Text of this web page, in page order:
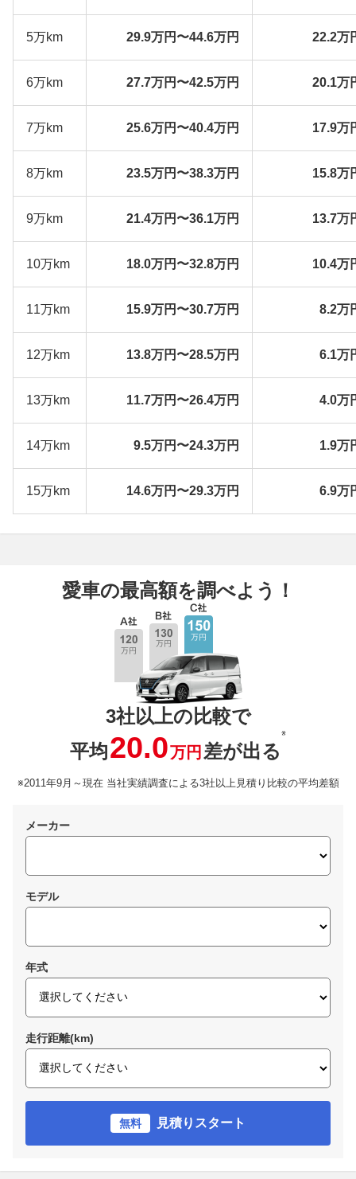
5万km 29.9万円〜44.6万円 22.2万
6万km 27.7万円〜42.5万円 20.1万
7万km 25.6万円〜40.4万円 17.9万
8万km 23.5万円〜38.3万円 15.8万
9万km 21.4万円〜36.1万円 13.7万
10万km 18.0万円〜32.8万円 10.4万
11万km 15.9万円〜30.7万円 8.2万
12万km 13.8万円〜28.5万円 6.1万
13万km 11.7万円〜26.4万円 4.0万
14万km 9.5万円〜24.3万円 1.9万
15万km 14.6万円〜29.3万円 6.9万
愛車の最高額を調べよう！
3社以上の比較で
平均20.0万円 差が出る
※
※2011年9月～現在 当社実績調査による3社以上見積り比較の平均差額
メーカー
モデル
年式
走行距離(km)
無料 見積りスタート